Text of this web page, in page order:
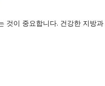
것이 중요합니다. 건강한 지방